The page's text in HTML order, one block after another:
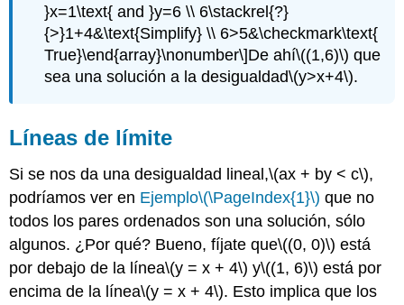
}x=1\text{ and }y=6 \\ 6\stackrel{?}
{>}1+4&\text{Simplify} \\ 6>5&\checkmark\text{
True}\end{array}\nonumber\]De ahí\((1,6)\) que
sea una solución a la desigualdad\(y>x+4\).
Líneas de límite
Si se nos da una desigualdad lineal,\(ax + by < c\),
podríamos ver en Ejemplo\(\PageIndex{1}\) que no
todos los pares ordenados son una solución, sólo
algunos. ¿Por qué? Bueno, fíjate que\((0, 0)\) está
por debajo de la línea\(y = x + 4\) y\((1, 6)\) está por
encima de la línea\(y = x + 4\). Esto implica que los